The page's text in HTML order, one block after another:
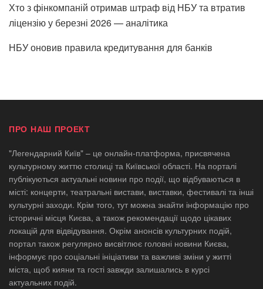
Хто з фінкомпаній отримав штраф від НБУ та втратив
ліцензію у березні 2026 — аналітика
НБУ оновив правила кредитування для банків
ПРО НАШ ПРОЕКТ
"Легендарний Київ" – це онлайн-платформа, присвячена
культурному життю столиці та Київської області. На порталі
публікуються актуальні новини про події, що відбуваються в
місті: концерти, театральні вистави, виставки, фестивалі та інші
культурні заходи. Крім того, тут можна знайти інформацію про
історичні місця Києва, а також рекомендації щодо цікавих
локацій для відвідування. Окрім анонсів культурних подій,
портал також регулярно висвітлює головні новини Києва,
інформує про соціальні ініціативи та важливі зміни у житті
міста, щоб кияни та гості завжди залишались в курсі
актуальних подій.